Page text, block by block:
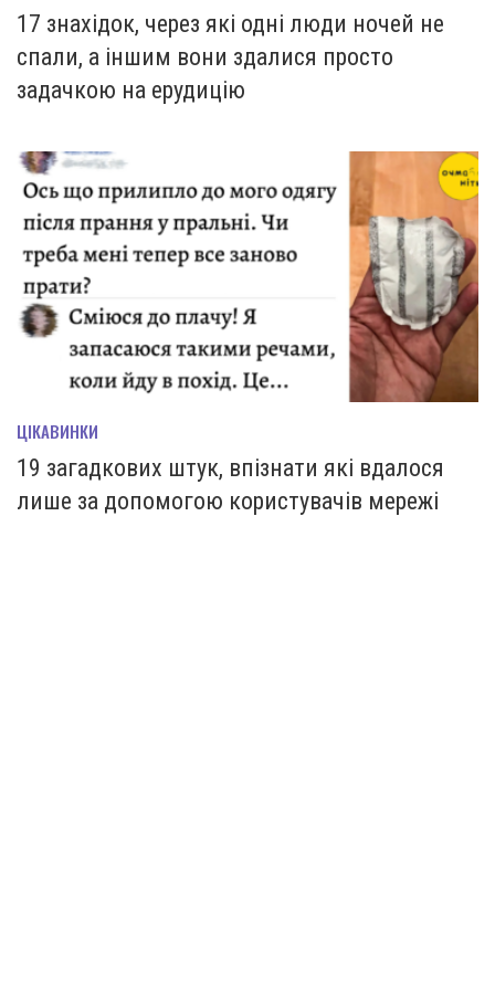
17 знахідок, через які одні люди ночей не
спали, а іншим вони здалися просто
задачкою на ерудицію
ЦІКАВИНКИ
19 загадкових штук, впізнати які вдалося
лише за допомогою користувачів мережі